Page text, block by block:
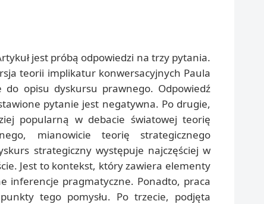
jest próbą odpowiedzi na trzy pytania.
teorii implikatur konwersacyjnych Paula
do opisu dyskursu prawnego. Odpowiedź
pytanie jest negatywna. Po drugie,
popularną w debacie światowej teorię
mianowicie teorię strategicznego
strategiczny występuje najczęściej w
Jest to kontekst, który zawiera elementy
inferencje pragmatyczne. Ponadto, praca
tego pomysłu. Po trzecie, podjęta